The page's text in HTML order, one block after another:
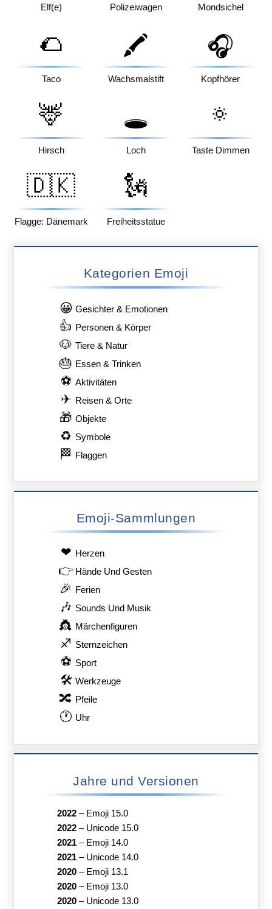
Elf(e) Polizeiwagen Mondsichel
🌮
Taco
🖍️
Wachsmalstift
🎧
Kopfhörer
🦌
Hirsch
🕳️
Loch
🔅
Taste Dimmen
🇩🇰
Flagge: Dänemark
🗽
Freiheitsstatue
Kategorien Emoji
😀 Gesichter & Emotionen
👍 Personen & Körper
🐶 Tiere & Natur
🎂 Essen & Trinken
⚽ Aktivitäten
✈ Reisen & Orte
🎁 Objekte
♻ Symbole
🏁 Flaggen
Emoji-Sammlungen
❤ Herzen
👉 Hände Und Gesten
🎉 Ferien
🎶 Sounds Und Musik
👸 Märchenfiguren
♐ Sternzeichen
⚽ Sport
🛠 Werkzeuge
🔀 Pfeile
🕐 Uhr
Jahre und Versionen
2022– Emoji 15.0
2022– Unicode 15.0
2021– Emoji 14.0
2021– Unicode 14.0
2020– Emoji 13.1
2020– Emoji 13.0
2020– Unicode 13.0